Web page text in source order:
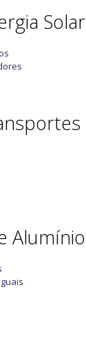
Solar
Alumínio